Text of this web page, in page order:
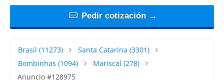
Pedir cotización →
Brasil (11273) Santa Catarina (3301)
Bombinhas (1094) Mariscal (278)
Anuncio #128975